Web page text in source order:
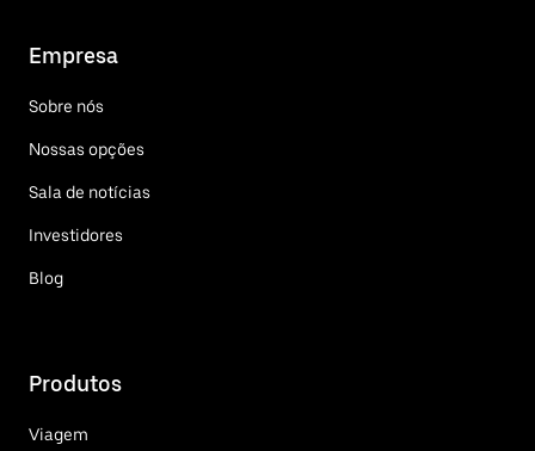
Empresa
Sobre nós
Nossas opções
Sala de notícias
Investidores
Blog
Produtos
Viagem